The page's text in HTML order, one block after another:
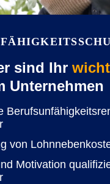
sind Ihr
Unternehmen
von
Motivation